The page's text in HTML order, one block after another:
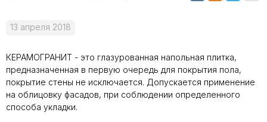
13 апреля 2018
КЕРАМОГРАНИТ - это глазурованная напольная плитка,
предназначенная в первую очередь для покрытия пола,
покрытие стены не исключается. Допускается применение
на облицовку фасадов, при соблюдении определенного
способа укладки.